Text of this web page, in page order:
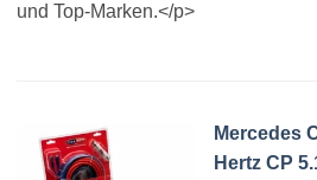
und Top-Marken.</p>
Mercedes
Hertz CP